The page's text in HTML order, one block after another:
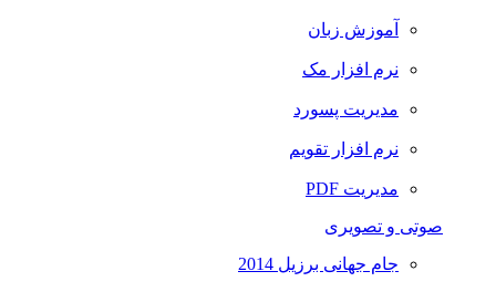
آموزش زبان
نرم افزار مک
مدیریت پسورد
نرم افزار تقویم
مدیریت PDF
صوتی و تصویری
جام جهانی برزیل 2014